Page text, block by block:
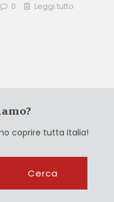
0 Leggi tutto
coprire tutta Italia!
Cerca